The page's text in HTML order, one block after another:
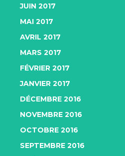
JUIN 2017
MAI 2017
AVRIL 2017
MARS 2017
FÉVRIER 2017
JANVIER 2017
DÉCEMBRE 2016
NOVEMBRE 2016
OCTOBRE 2016
SEPTEMBRE 2016